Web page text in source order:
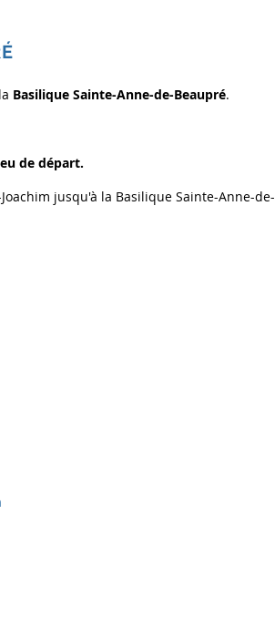
Basilique Sainte-Anne-de-Beaupré.
de départ.
jusqu'à la Basilique Sainte-Anne-de-